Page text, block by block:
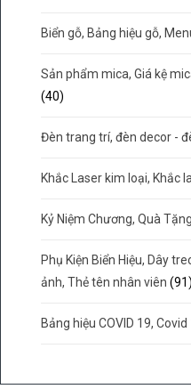
Biển gỗ, Bảng hiệu gỗ,
Sản phẩm mica, Giá kệ
(40)
Đèn trang trí, đèn decor -
Khắc Laser kim loại, Khắc
Kỷ Niệm Chương, Quà
Phụ Kiện Biển Hiệu, Dây
ảnh, Thẻ tên nhân viên (91)
Bảng hiệu COVID 19,